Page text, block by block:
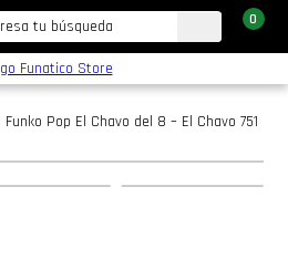
0
Funko Pop El Chavo del 8 – El Chavo 751